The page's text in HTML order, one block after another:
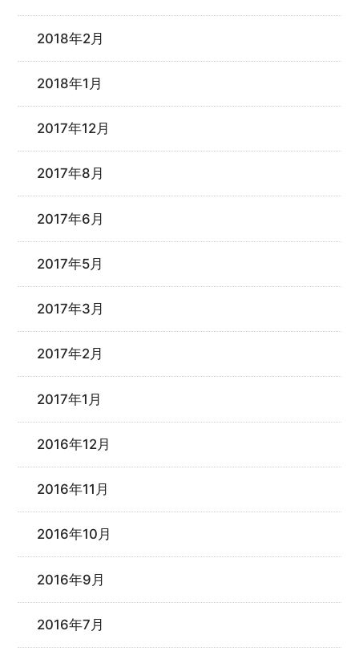
2018年2月
2018年1月
2017年12月
2017年8月
2017年6月
2017年5月
2017年3月
2017年2月
2017年1月
2016年12月
2016年11月
2016年10月
2016年9月
2016年7月